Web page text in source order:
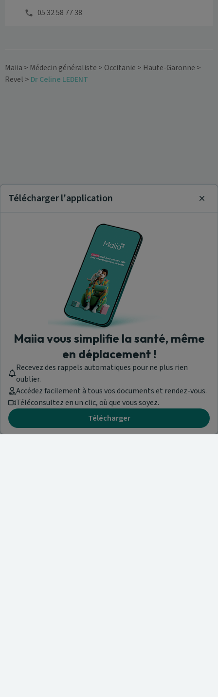
05 32 58 77 38
Maiia > Médecin généraliste > Occitanie > Haute-Garonne >
Revel > Dr Celine LEDENT
Télécharger l'application
Maiia vous simplifie la santé, même
en déplacement !
Recevez des rappels automatiques pour ne plus rien
oublier.
Accédez facilement à tous vos documents et rendez-vous.
Téléconsultez en un clic, où que vous soyez.
Télécharger